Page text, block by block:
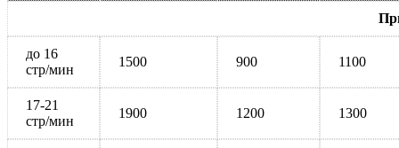
до 16
стр/мин
1500 900 1100
17-21
стр/мин
1900 1200 1300